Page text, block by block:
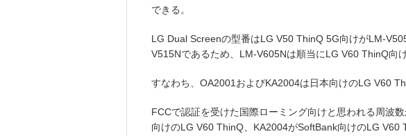
できる。
LG Dual Screenの型番はLG V50 ThinQ 5G向けがLM-
V515Nであるため、LM-V605Nは順当にLG V60 ThinQ向
すなわち、OA2001およびKA2004は日本向けのLG V60
FCCで認証を受けた国際ローミング向けと思われる周波
向けのLG V60 ThinQ、KA2004がSoftBank向けのLG V60